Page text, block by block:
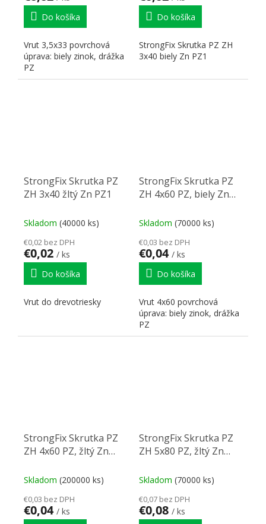
Do košíka
Vrut 3,5x33 povrchová
úprava: biely zinok, drážka
PZ
Do košíka
StrongFix Skrutka PZ ZH
3x40 biely Zn PZ1
StrongFix Skrutka PZ
ZH 3x40 žltý Zn PZ1
Skladom (40000 ks)
€0,02 bez DPH
€0,02 / ks
Do košíka
Vrut do drevotriesky
StrongFix Skrutka PZ
ZH 4x60 PZ, biely Zn
Skladom (70000 ks)
€0,03 bez DPH
€0,04 / ks
Do košíka
Vrut 4x60 povrchová
úprava: biely zinok, drážka
PZ
StrongFix Skrutka PZ
ZH 4x60 PZ, žltý Zn
Skladom (200000 ks)
€0,03 bez DPH
€0,04 / ks
StrongFix Skrutka PZ
ZH 5x80 PZ, žltý Zn
Skladom (70000 ks)
€0,07 bez DPH
€0,08 / ks